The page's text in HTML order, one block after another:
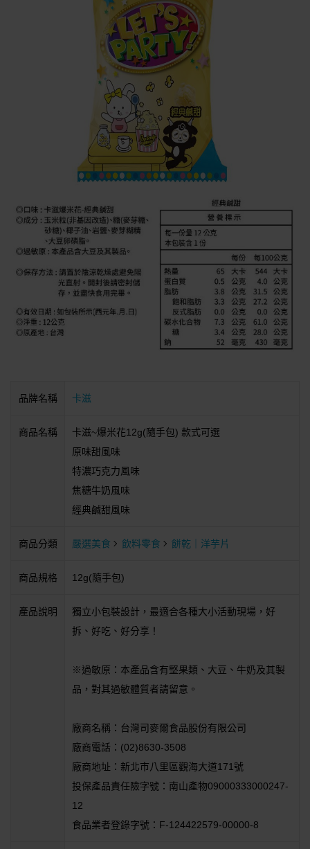
品牌名稱 卡滋
商品名稱
卡滋~爆米花12g(隨手包) 款式可選
原味甜風味
特濃巧克力風味
焦糖牛奶風味
經典鹹甜風味
商品分類 嚴選美食 飲料零食 餅乾｜洋芋片
商品規格 12g(隨手包)
產品說明
獨立小包裝設計，最適合各種大小活動現場，好
拆、好吃、好分享！
※過敏原：本產品含有堅果類、大豆、牛奶及其製
品，對其過敏體質者請留意。
廠商名稱：台灣司麥爾食品股份有限公司
廠商電話：(02)8630-3508
廠商地址：新北市八里區觀海大道171號
投保產品責任險字號：南山產物09000333000247-
12
食品業者登錄字號：F-124422579-00000-8